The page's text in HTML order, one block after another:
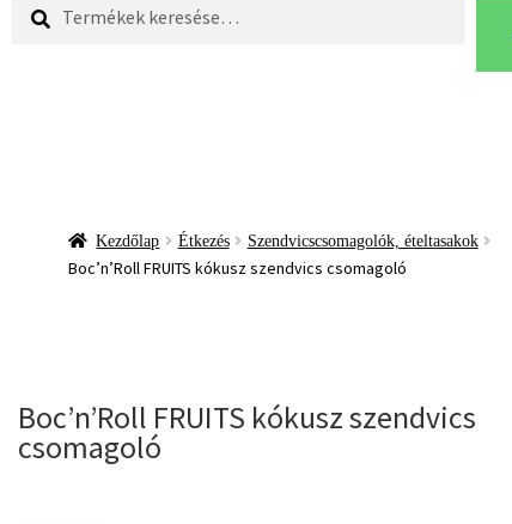
Kezdőlap Étkezés Szendvicscsomagolók, ételtasakok
Boc’n’Roll FRUITS kókusz szendvics csomagoló
Boc’n’Roll FRUITS kókusz szendvics
csomagoló